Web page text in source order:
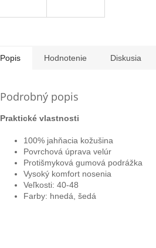
Popis Hodnotenie Diskusia
Podrobný popis
Praktické vlastnosti
100% jahňacia kožušina
Povrchová úprava velúr
Protišmyková gumová podrážka
Vysoký komfort nosenia
Veľkosti: 40-48
Farby: hnedá, šedá